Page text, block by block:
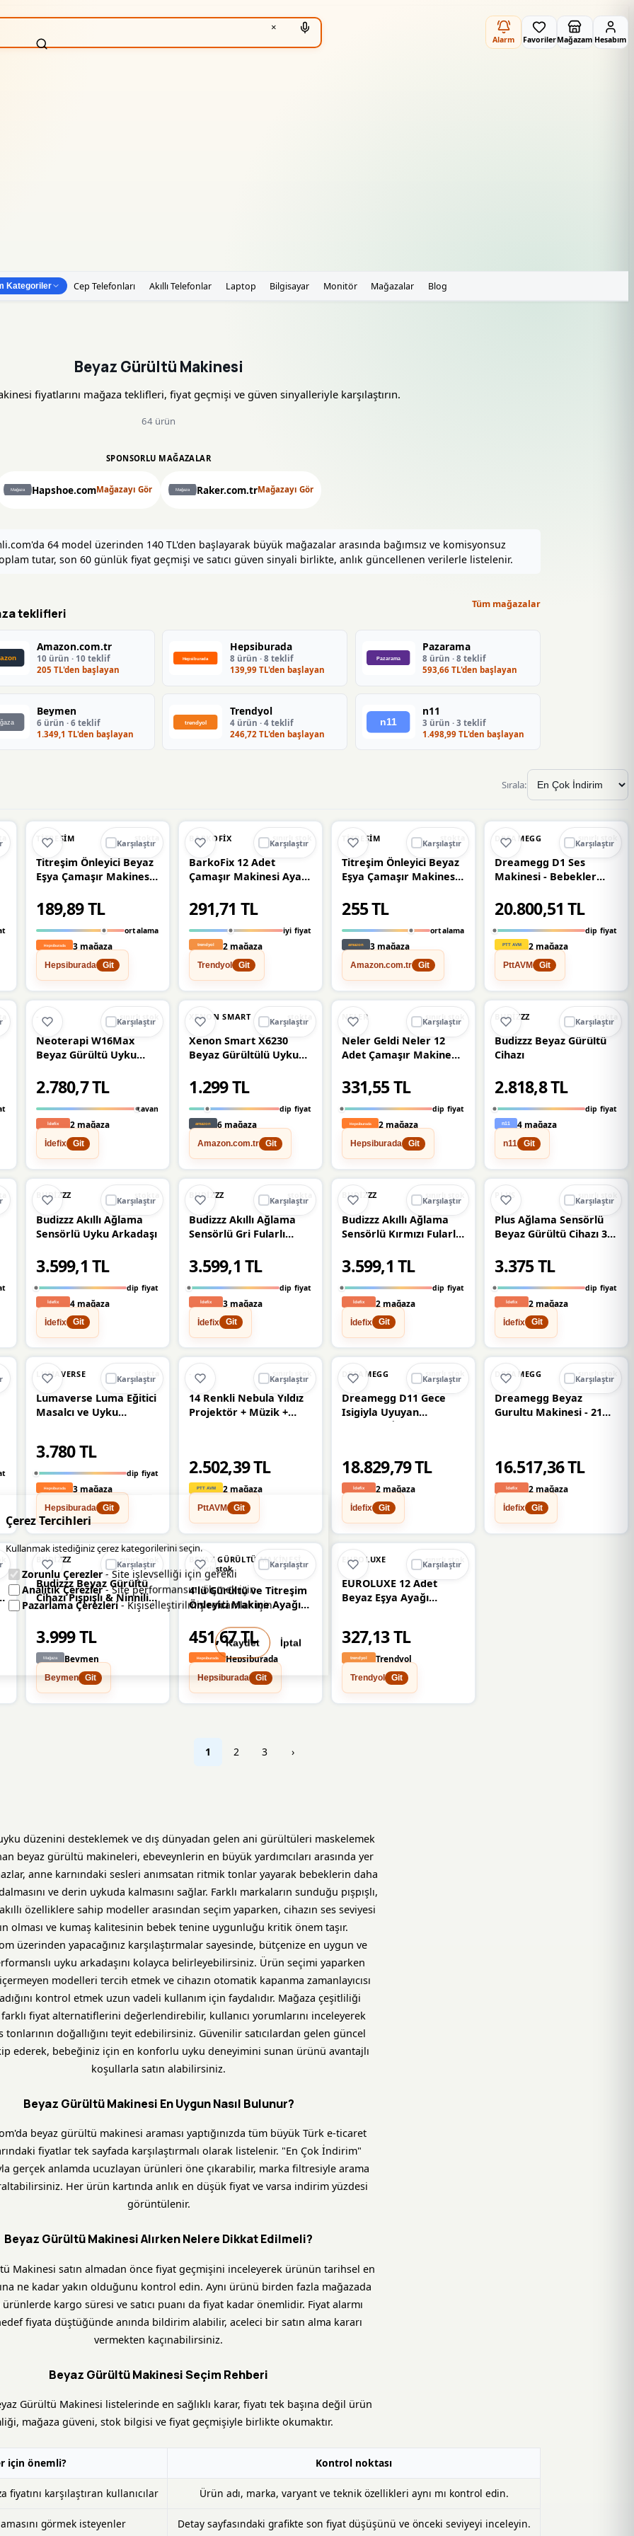
×
Alarm FavorilerMağazam Hesabım
Kategoriler Cep Telefonları Akıllı Telefonlar Laptop Bilgisayar Monitör Mağazalar Blog
Beyaz Gürültü Makinesi
fiyatlarını mağaza teklifleri, fiyat geçmişi ve güven sinyalleriyle karşılaştırın.
64 ürün
SPONSORLU MAĞAZALAR
Hapshoe.comMağazayı Gör Raker.com.trMağazayı Gör
64 model üzerinden 140 TL'den başlayarak büyük mağazalar arasında bağımsız ve komisyonsuz
tutar, son 60 günlük fiyat geçmişi ve satıcı güven sinyali birlikte, anlık güncellenen verilerle listelenir.
teklifleri
Tüm mağazalar
Amazon.com.tr
10 ürün · 10 teklif
205 TL'den başlayan
Hepsiburada
8 ürün · 8 teklif
139,99 TL'den başlayan
Pazarama
8 ürün · 8 teklif
593,66 TL'den başlayan
Beymen
6 ürün · 6 teklif
1.349,1 TL'den başlayan
Trendyol
4 ürün · 4 teklif
246,72 TL'den başlayan
n11
3 ürün · 3 teklif
1.498,99 TL'den başlayan
Sırala:
Karşılaştır
%22 🔥%22 DÜŞTÜ
TITREŞIM
Titreşim Önleyici Beyaz
Eşya Çamaşır Makinesi
Gürültü Azaltıcı
Engelleyici Ayak
189,89 TL
ortalama
3 mağaza
Hepsiburada Git
Karşılaştır
%16
BARKOFIX
BarkoFix 12 Adet
Çamaşır Makinesi Ayağı
Hareket Önleyici
Mobilya Yükseltici Ayak
Beyaz Eşya
291,71 TL
iyi fiyat
2 mağaza
Trendyol Git
Karşılaştır
%20 🔥%20 DÜŞTÜ
TITREŞIM
Titreşim Önleyici Beyaz
Eşya Çamaşır Makinesi
Gürültü Azaltıcı
Engelleyici Ayak
255 TL
ortalama
3 mağaza
Amazon.com.tr Git
Karşılaştır
%23 🔥%23 DÜŞTÜ
DREAMEGG
Dreamegg D1 Ses
Makinesi - Bebekler
20.800,51 TL
dip fiyat
2 mağaza
PttAVM Git
Karşılaştır
Neoterapi W16Max
Beyaz Gürültü Uyku
2.780,7 TL
tavan
2 mağaza
İdefix Git
Karşılaştır
XENON SMART
Xenon Smart X6230
Beyaz Gürültülü Uyku
1.299 TL
dip fiyat
6 mağaza
Amazon.com.tr Git
Karşılaştır
NELER
Neler Geldi Neler 12
Adet Çamaşır Makinesi
Hareket Önleyici
Mobilya Yükseltici Ayak
Beyaz Eşya
331,55 TL
dip fiyat
2 mağaza
Hepsiburada Git
Karşılaştır
BUDIZZZ
Budizzz Beyaz Gürültü
Cihazı
2.818,8 TL
dip fiyat
4 mağaza
n11 Git
Karşılaştır
%10
BUDIZZZ
Budizzz Akıllı Ağlama
Sensörlü Uyku Arkadaşı
3.599,1 TL
dip fiyat
4 mağaza
İdefix Git
Karşılaştır
%10
BUDIZZZ
Budizzz Akıllı Ağlama
Sensörlü Gri Fularlı
3.599,1 TL
dip fiyat
3 mağaza
İdefix Git
Karşılaştır
%10
BUDIZZZ
Budizzz Akıllı Ağlama
Sensörlü Kırmızı Fularlı
3.599,1 TL
dip fiyat
2 mağaza
İdefix Git
Karşılaştır
%10
PLUS
Plus Ağlama Sensörlü
Beyaz Gürültü Cihazı 33
Bebek Uyku Cihazı
3.375 TL
dip fiyat
2 mağaza
İdefix Git
Karşılaştır
%5
LUMAVERSE
Lumaverse Luma Eğitici
Masalcı ve Uyku
3.780 TL
dip fiyat
3 mağaza
Hepsiburada Git
Karşılaştır
%15
14 Renkli Nebula Yıldız
Projektör + Müzik +
2.502,39 TL
2 mağaza
PttAVM Git
Karşılaştır
DREAMEGG
Dreamegg D11 Gece
Isigiyla Uyuyan
Bebekler İcin Beyaz
18.829,79 TL
2 mağaza
İdefix Git
Karşılaştır
DREAMEGG
Dreamegg Beyaz
Gurultu Makinesi - 21
16.517,36 TL
2 mağaza
İdefix Git
Karşılaştır
BUDIZZZ
Budizzz Beyaz Gürültü
Cihazı Pışpışlı & Ninnili
Ayıcık Uyku Arkadaşı
3.999 TL
Beymen
Beymen Git
Karşılaştır
BEYAZ GÜRÜLTÜ MAKINESI
sınırlı stok
4'lü Gürültü ve Titreşim
Önleyici Makine Ayağı
Ayak Seti, Çamaşır
Makinesi, Bulaşık
Makinesi, Kurutma,
Kanepe ve Beyaz Eşya
İçin Koruyucu Ped - 001-
Renkli - Option-1
451,67 TL
Hepsiburada
Hepsiburada Git
Karşılaştır
EUROLUXE
EUROLUXE 12 Adet
Beyaz Eşya Ayağı
Yükseltici Titreşim
Gürültü Önleyici
327,13 TL
Trendyol
Trendyol Git
1 2 3 ›
düzenini desteklemek ve dış dünyadan gelen ani gürültüleri maskelemek
beyaz gürültü makineleri, ebeveynlerin en büyük yardımcıları arasında yer
anne karnındaki sesleri anımsatan ritmik tonlar yayarak bebeklerin daha
ve derin uykuda kalmasını sağlar. Farklı markaların sunduğu pışpışlı,
özelliklere sahip modeller arasından seçim yaparken, cihazın ses seviyesi
olması ve kumaş kalitesinin bebek tenine uygunluğu kritik önem taşır.
üzerinden yapacağınız karşılaştırmalar sayesinde, bütçenize en uygun ve
uyku arkadaşını kolayca belirleyebilirsiniz. Ürün seçimi yaparken
modelleri tercih etmek ve cihazın otomatik kapanma zamanlayıcısı
kontrol etmek uzun vadeli kullanım için faydalıdır. Mağaza çeşitliliği
fiyat alternatiflerini değerlendirebilir, kullanıcı yorumlarını inceleyerek
tonlarının doğallığını teyit edebilirsiniz. Güvenilir satıcılardan gelen güncel
ederek, bebeğiniz için en konforlu uyku deneyimini sunan ürünü avantajlı
koşullarla satın alabilirsiniz.
Beyaz Gürültü Makinesi En Uygun Nasıl Bulunur?
beyaz gürültü makinesi araması yaptığınızda tüm büyük Türk e-ticaret
fiyatlar tek sayfada karşılaştırmalı olarak listelenir. "En Çok İndirim"
gerçek anlamda ucuzlayan ürünleri öne çıkarabilir, marka filtresiyle arama
Her ürün kartında anlık en düşük fiyat ve varsa indirim yüzdesi
görüntülenir.
Beyaz Gürültü Makinesi Alırken Nelere Dikkat Edilmeli?
Makinesi satın almadan önce fiyat geçmişini inceleyerek ürünün tarihsel en
ne kadar yakın olduğunu kontrol edin. Aynı ürünü birden fazla mağazada
kargo süresi ve satıcı puanı da fiyat kadar önemlidir. Fiyat alarmı
fiyata düştüğünde anında bildirim alabilir, aceleci bir satın alma kararı
vermekten kaçınabilirsiniz.
Beyaz Gürültü Makinesi Seçim Rehberi
Gürültü Makinesi listelerinde en sağlıklı karar, fiyatı tek başına değil ürün
mağaza güveni, stok bilgisi ve fiyat geçmişiyle birlikte okumaktır.
için önemli? Kontrol noktası
fiyatını karşılaştıran kullanıcılar Ürün adı, marka, varyant ve teknik özellikleri aynı mı kontrol edin.
görmek isteyenler Detay sayfasındaki grafikte son fiyat düşüşünü ve önceki seviyeyi inceleyin.
Çerez Tercihleri
Kullanmak istediğiniz çerez kategorilerini seçin.
Zorunlu Çerezler- Site işlevselliği için gerekli
Analitik Çerezler- Site performansını ölçmek için
Pazarlama Çerezleri- Kişiselleştirilmiş reklamlar için
Kaydet İptal